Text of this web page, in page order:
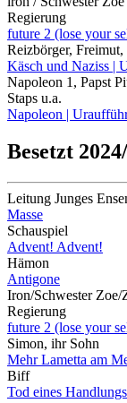
Regierung
future 2 (lose your
Reizbörger,
Käsch und Naziss |
Napoleon 1, Papst
Staps u.a.
Napoleon |
Besetzt
Leitung Junges
Masse
Schauspiel
Advent! Advent!
Hämon
Antigone
Iron/Schwester
Regierung
future 2 (lose your
Simon, ihr Sohn
Mehr Lametta am
Biff
Tod eines